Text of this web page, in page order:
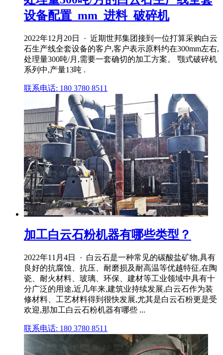
设备配置_mm_进料_破碎机
2022年12月20日 · 近期世邦集团接到一位打算采购白云
石生产线全套设备的客户,客户表示原料约在300mm左右,
处理量300吨/月,需要一套确切的加工方案。 颚式破碎机
系列中,产量13吨 .
联系电话: 180 3780 8511
加工白云石粉机器有哪些类型？
2022年11月4日 · 白云石是一种常见的碳酸盐矿物,具有
良好的抗腐蚀、抗压、耐磨损及耐高温等优越特征,在陶
瓷、耐火材料、玻璃、环保、建材等工业领域中具有十
分广泛的用途,近几年来,建筑业持续发展,白云石作为装
修材料、工艺材料得到很快发展,尤其是白云石粉更是受
欢迎,那加工白云石粉机器有哪些 ...
联系电话: 180 3780 8511